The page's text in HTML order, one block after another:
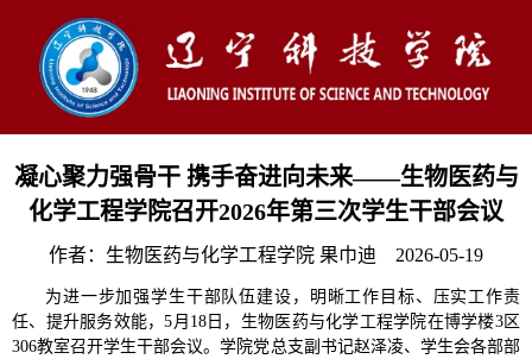
凝心聚力强骨干 携手奋进向未来——生物医药与
化学工程学院召开2026年第三次学生干部会议
作者：生物医药与化学工程学院 果巾迪 2026-05-19
为进一步加强学生干部队伍建设，明晰工作目标、压实工作责
任、提升服务效能，5月18日，生物医药与化学工程学院在博学楼3区
306教室召开学生干部会议。学院党总支副书记赵泽凌、学生会各部部